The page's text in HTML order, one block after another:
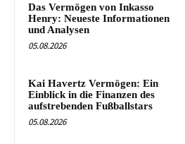
Das Vermögen von Inkasso
Henry: Neueste Informationen
und Analysen
05.08.2026
Kai Havertz Vermögen: Ein
Einblick in die Finanzen des
aufstrebenden Fußballstars
05.08.2026